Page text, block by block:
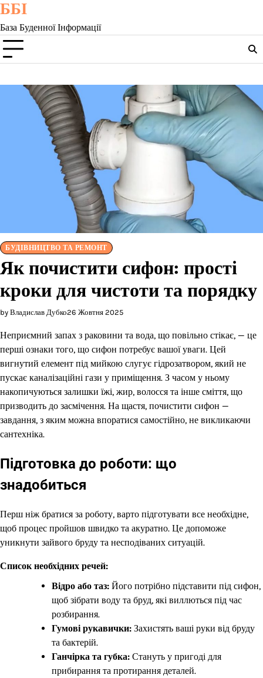
Skip
content
ББІ
База Буденної Інформації
БУДІВНИЦТВО ТА РЕМОНТ
Як почистити сифон: прості
кроки для чистоти та порядку
by Владислав Дубко26 Жовтня 2025
Неприємний запах з раковини та вода, що повільно стікає, — це
перші ознаки того, що сифон потребує вашої уваги. Цей
вигнутий елемент під мийкою слугує гідрозатвором, який не
пускає каналізаційні гази у приміщення. З часом у ньому
накопичуються залишки їжі, жир, волосся та інше сміття, що
призводить до засмічення. На щастя, почистити сифон —
завдання, з яким можна впоратися самостійно, не викликаючи
сантехніка.
Підготовка до роботи: що
знадобиться
Перш ніж братися за роботу, варто підготувати все необхідне,
щоб процес пройшов швидко та акуратно. Це допоможе
уникнути зайвого бруду та несподіваних ситуацій.
Список необхідних речей:
Відро або таз: Його потрібно підставити під сифон,
щоб зібрати воду та бруд, які виллються під час
розбирання.
Гумові рукавички: Захистять ваші руки від бруду
та бактерій.
Ганчірка та губка: Стануть у пригоді для
прибирання та протирання деталей.